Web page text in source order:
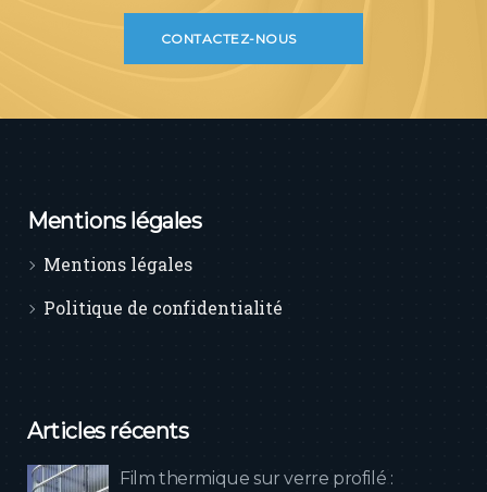
CONTACTEZ-NOUS
Mentions légales
Mentions légales
Politique de confidentialité
Articles récents
Film thermique sur verre profilé :